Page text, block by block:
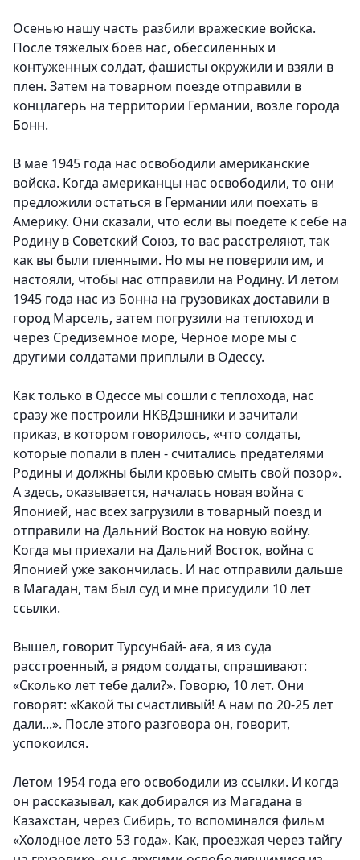
Осенью нашу часть разбили вражеские войска.
После тяжелых боёв нас, обессиленных и
контуженных солдат, фашисты окружили и взяли в
плен. Затем на товарном поезде отправили в
концлагерь на территории Германии, возле города
Бонн.
В мае 1945 года нас освободили американские
войска. Когда американцы нас освободили, то они
предложили остаться в Германии или поехать в
Америку. Они сказали, что если вы поедете к себе на
Родину в Советский Союз, то вас расстреляют, так
как вы были пленными. Но мы не поверили им, и
настояли, чтобы нас отправили на Родину. И летом
1945 года нас из Бонна на грузовиках доставили в
город Марсель, затем погрузили на теплоход и
через Средиземное море, Чёрное море мы с
другими солдатами приплыли в Одессу.
Как только в Одессе мы сошли с теплохода, нас
сразу же построили НКВДэшники и зачитали
приказ, в котором говорилось, «что солдаты,
которые попали в плен - считались предателями
Родины и должны были кровью смыть свой позор».
А здесь, оказывается, началась новая война с
Японией, нас всех загрузили в товарный поезд и
отправили на Дальний Восток на новую войну.
Когда мы приехали на Дальний Восток, война с
Японией уже закончилась. И нас отправили дальше
в Магадан, там был суд и мне присудили 10 лет
ссылки.
Вышел, говорит Турсунбай- аға, я из суда
расстроенный, а рядом солдаты, спрашивают:
«Сколько лет тебе дали?». Говорю, 10 лет. Они
говорят: «Какой ты счастливый! А нам по 20-25 лет
дали...». После этого разговора он, говорит,
успокоился.
Летом 1954 года его освободили из ссылки. И когда
он рассказывал, как добирался из Магадана в
Казахстан, через Сибирь, то вспоминался фильм
«Холодное лето 53 года». Как, проезжая через тайгу